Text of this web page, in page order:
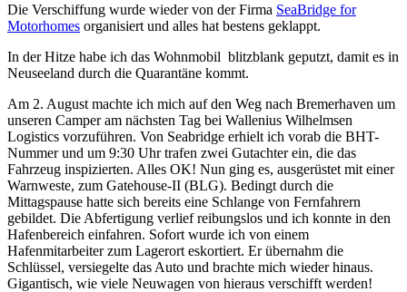
Die Verschiffung wurde wieder von der Firma SeaBridge for
Motorhomes organisiert und alles hat bestens geklappt.
In der Hitze habe ich das Wohnmobil blitzblank geputzt, damit es in
Neuseeland durch die Quarantäne kommt.
Am 2. August machte ich mich auf den Weg nach Bremerhaven um
unseren Camper am nächsten Tag bei Wallenius Wilhelmsen
Logistics vorzuführen. Von Seabridge erhielt ich vorab die BHT-
Nummer und um 9:30 Uhr trafen zwei Gutachter ein, die das
Fahrzeug inspizierten. Alles OK! Nun ging es, ausgerüstet mit einer
Warnweste, zum Gatehouse-II (BLG). Bedingt durch die
Mittagspause hatte sich bereits eine Schlange von Fernfahrern
gebildet. Die Abfertigung verlief reibungslos und ich konnte in den
Hafenbereich einfahren. Sofort wurde ich von einem
Hafenmitarbeiter zum Lagerort eskortiert. Er übernahm die
Schlüssel, versiegelte das Auto und brachte mich wieder hinaus.
Gigantisch, wie viele Neuwagen von hieraus verschifft werden!